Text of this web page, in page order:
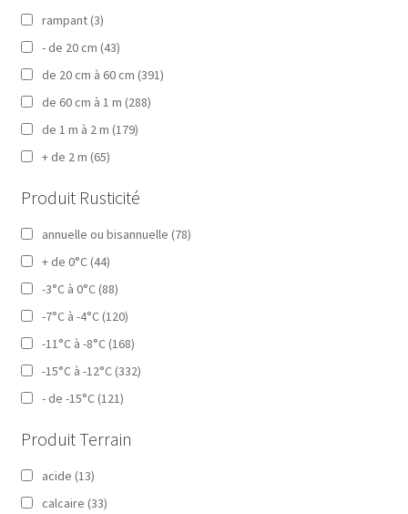
rampant (3)
- de 20 cm (43)
de 20 cm à 60 cm (391)
de 60 cm à 1 m (288)
de 1 m à 2 m (179)
+ de 2 m (65)
Produit Rusticité
annuelle ou bisannuelle (78)
+ de 0°C (44)
-3°C à 0°C (88)
-7°C à -4°C (120)
-11°C à -8°C (168)
-15°C à -12°C (332)
- de -15°C (121)
Produit Terrain
acide (13)
calcaire (33)